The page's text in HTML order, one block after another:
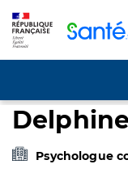
Psychologue